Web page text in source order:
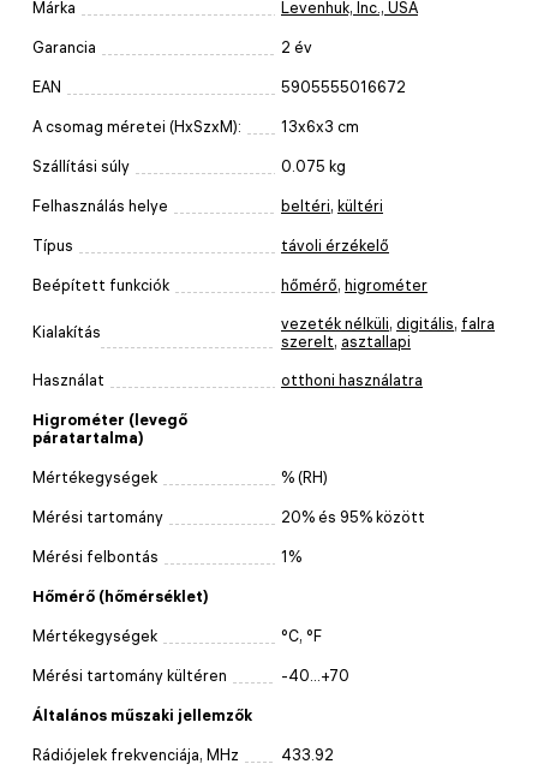
Márka Levenhuk, Inc., USA
Garancia 2 év
EAN 5905555016672
A csomag méretei (HxSzxM): 13x6x3 cm
Szállítási súly 0.075 kg
Felhasználás helye beltéri, kültéri
Típus távoli érzékelő
Beépített funkciók hőmérő, higrométer
Kialakítás vezeték nélküli, digitális, falra
szerelt, asztallapi
Használat otthoni használatra
Higrométer (levegő
páratartalma)
Mértékegységek % (RH)
Mérési tartomány 20% és 95% között
Mérési felbontás 1%
Hőmérő (hőmérséklet)
Mértékegységek °C, °F
Mérési tartomány kültéren -40...+70
Általános műszaki jellemzők
Rádiójelek frekvenciája, MHz 433.92